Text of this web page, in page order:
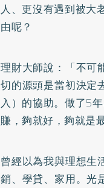
人、更沒有遇到被大
由呢？
理財大師說：「不可
切的源頭是當初決定
入）的協助。做了5
賺，夠就好，夠就是
曾經以為我與理想生
銷、學貸、家用。光